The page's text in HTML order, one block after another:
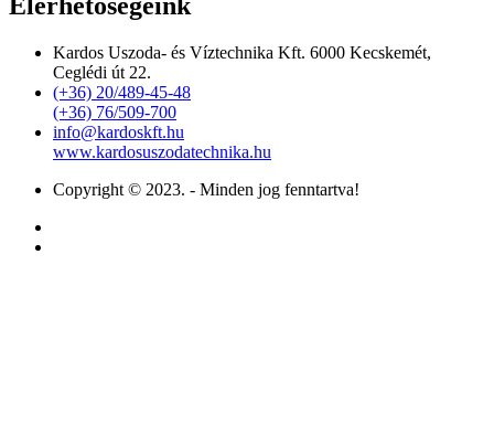
Kardos Uszoda- és Víztechnika Kft. 6000 Kecskemét,
Ceglédi út 22.
(+36) 20/489-45-48
(+36) 76/509-700
info@kardoskft.hu
www.kardosuszodatechnika.hu
Copyright © 2023. - Minden jog fenntartva!